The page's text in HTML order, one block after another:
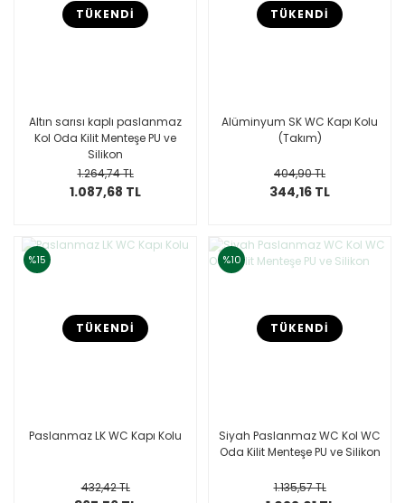
TÜKENDİ
Altın sarısı kaplı paslanmaz
Kol Oda Kilit Menteşe PU ve
Silikon
1.264,74 TL
1.087,68 TL
TÜKENDİ
Alüminyum SK WC Kapı Kolu
(Takım)
404,90 TL
344,16 TL
%15
TÜKENDİ
Paslanmaz LK WC Kapı Kolu
432,42 TL
%10
TÜKENDİ
Siyah Paslanmaz WC Kol WC
Oda Kilit Menteşe PU ve Silikon
1.135,57 TL